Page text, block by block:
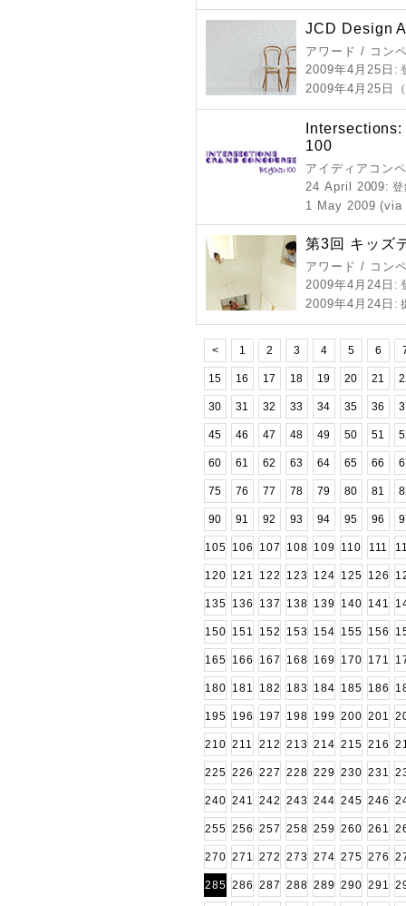
JCD Design
アワード / コン
2009年4月25日 :
2009年4月25日
100
アイディアコン
24 April 2009:
1 May 2009 (via
第3回 キッズ
アワード / コン
2009年4月24日 :
2009年4月24日 :
< 1 2 3 4 5 6
15 16 17 18 19 20 21
30 31 32 33 34 35 36
45 46 47 48 49 50 51
60 61 62 63 64 65 66
75 76 77 78 79 80 81
90 91 92 93 94 95 96
105 106 107 108 109 110 111
120 121 122 123 124 125 126
135 136 137 138 139 140 141
150 151 152 153 154 155 156
165 166 167 168 169 170 171
180 181 182 183 184 185 186
195 196 197 198 199 200 201
210 211 212 213 214 215 216
225 226 227 228 229 230 231
240 241 242 243 244 245 246
255 256 257 258 259 260 261
270 271 272 273 274 275 276
285 286 287 288 289 290 291